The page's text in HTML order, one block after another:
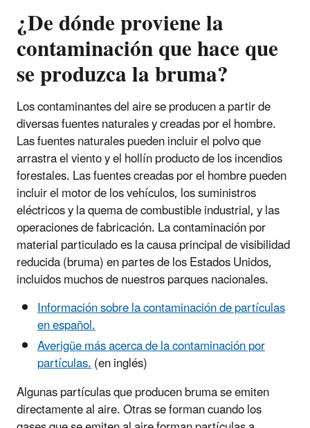
¿De dónde proviene la
contaminación que hace que
se produzca la bruma?
Los contaminantes del aire se producen a partir de
diversas fuentes naturales y creadas por el hombre.
Las fuentes naturales pueden incluir el polvo que
arrastra el viento y el hollín producto de los incendios
forestales. Las fuentes creadas por el hombre pueden
incluir el motor de los vehículos, los suministros
eléctricos y la quema de combustible industrial, y las
operaciones de fabricación. La contaminación por
material particulado es la causa principal de visibilidad
reducida (bruma) en partes de los Estados Unidos,
incluidos muchos de nuestros parques nacionales.
Información sobre la contaminación de partículas
en español.
Averigüe más acerca de la contaminación por
partículas.(en inglés)
Algunas partículas que producen bruma se emiten
directamente al aire. Otras se forman cuando los